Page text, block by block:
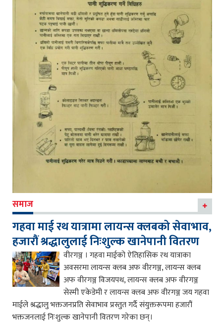
समाज
गहवा माई रथ यात्रामा लायन्स क्लबको सेवाभाव,
हजारौं श्रद्धालुलाई निःशुल्क खानेपानी वितरण
वीरगञ्ज । गहवा माईको ऐतिहासिक रथ यात्राका
अवसरमा लायन्स क्लब अफ वीरगञ्ज, लायन्स क्लब
अफ वीरगञ्ज विजयपथ, लायन्स क्लब अफ वीरगञ्ज
सेस्मी एकेडेमी र लायन्स क्लब अफ वीरगञ्ज जय गहवा
माईले श्रद्धालु भक्तजनप्रति सेवाभाव प्रस्तुत गर्दै संयुक्तरूपमा हजारौं
भक्तजनलाई निःशुल्क खानेपानी वितरण गरेका छन्।